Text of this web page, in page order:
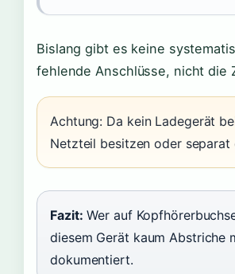
Bislang gibt es keine
fehlende Anschlüsse, nicht die
Achtung: Da kein Ladegerät
Netzteil besitzen oder separat
Fazit: Wer auf
diesem Gerät kaum Abstriche
dokumentiert.